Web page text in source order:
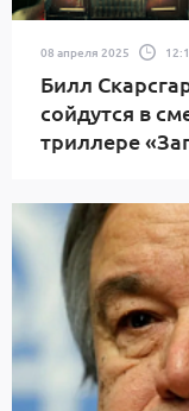
08 апреля 2025
Билл
сойдутся в
триллере